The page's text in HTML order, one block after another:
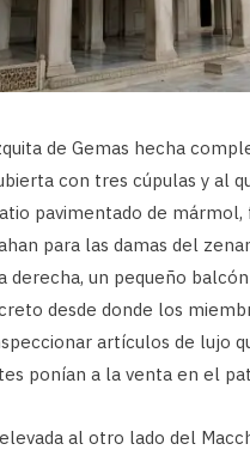
de Gemas hecha
con tres cúpulas y al
pavimentado de mármol,
para las damas del
derecha, un pequeño
desde donde los
artículos de lujo
ponían a la venta en el
al otro lado del